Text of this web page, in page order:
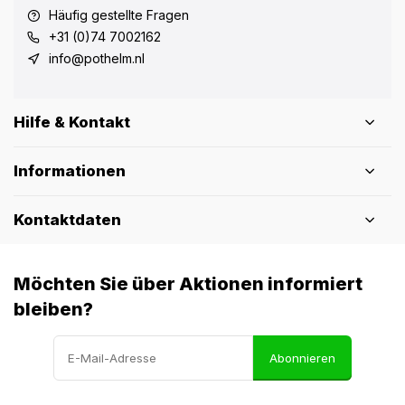
Häufig gestellte Fragen
+31 (0)74 7002162
info@pothelm.nl
Hilfe & Kontakt
Informationen
Kontaktdaten
Möchten Sie über Aktionen informiert
bleiben?
Abonnieren